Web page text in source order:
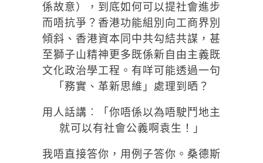
係故意），到底如何可以提社會進步
而唔抗爭？香港功能組別向工商界別
傾斜、香港資本同中共勾結共謀，甚
至獅子山精神更多既係新自由主義既
文化政治學工程。有咩可能透過一句
「務實、革新思維」處理到晒？
用人話講︰「你唔係以為唔駛鬥地主
就可以有社會公義啊袁生！」
我唔直接答你，用例子答你。桑德斯